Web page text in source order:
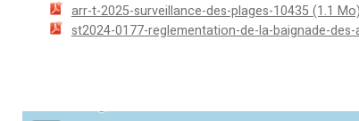
arr-t-2025-surveillance-des-plages-10435(1.1 Mo)
st2024-0177-reglementation-de-la-baignade-